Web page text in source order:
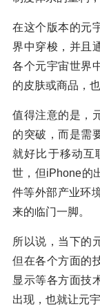
在这个版本的元
界中穿梭，并且
各个元宇宙世界
的皮肤或商品，
值得注意的是，
的突破，而是需
就好比于移动互
世，但iPhone的
件等外部产业环
来的临门一脚。
所以说，当下的
但在各个方面的
显示等各方面技
出现，也就让元